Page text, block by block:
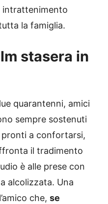
intrattenimento
la famiglia.
stasera in
quarantenni, amici
sempre sostenuti
a confortarsi,
il tradimento
è alle prese con
alcolizzata. Una
che, se